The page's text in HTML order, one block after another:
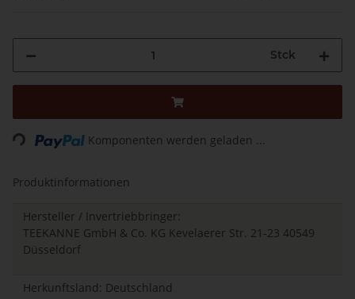
Stck
Loading... Komponenten werden geladen ...
Produktinformationen
Hersteller / Invertriebbringer:
TEEKANNE GmbH & Co. KG Kevelaerer Str. 21-23 40549
Düsseldorf
Herkunftsland: Deutschland